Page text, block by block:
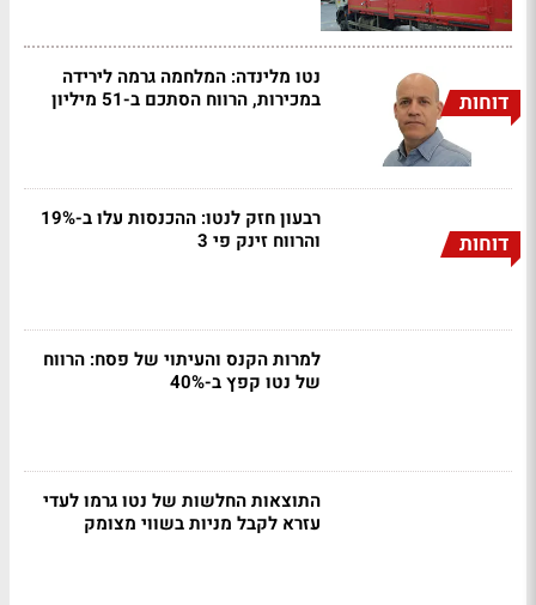
דוחות
נטו מלינדה: המלחמה גרמה לירידה
במכירות, הרווח הסתכם ב-51 מיליון
דוחות
רבעון חזק לנטו: ההכנסות עלו ב-19%
והרווח זינק פי 3
למרות הקנס והעיתוי של פסח: הרווח
של נטו קפץ ב-40%
התוצאות החלשות של נטו גרמו לעדי
עזרא לקבל מניות בשווי מצומק